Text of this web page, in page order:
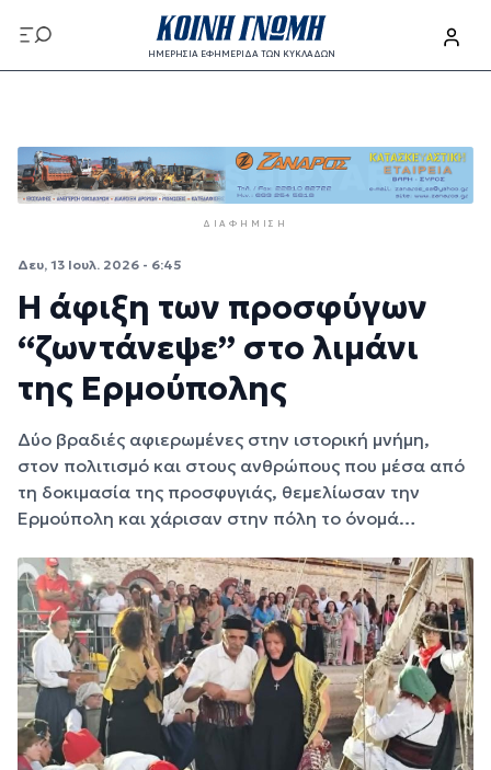
Παράκαμψη προς το κυρίως περιεχόμενο
ΗΜΕΡΗΣΙΑ ΕΦΗΜΕΡΙΔΑ ΤΩΝ ΚΥΚΛΑΔΩΝ
ΔΙΑΦΉΜΙΣΗ
Δευ, 13 Ιουλ. 2026 - 6:45
Η άφιξη των προσφύγων
“ζωντάνεψε” στο λιμάνι
της Ερμούπολης
Δύο βραδιές αφιερωμένες στην ιστορική μνήμη,
στον πολιτισμό και στους ανθρώπους που μέσα από
τη δοκιμασία της προσφυγιάς, θεμελίωσαν την
Ερμούπολη και χάρισαν στην πόλη το όνομά…